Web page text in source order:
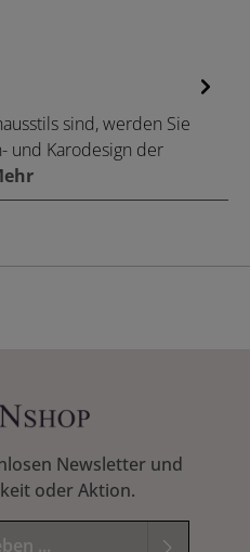
sind, werden Sie
und Karodesign der
Newsletter und
oder Aktion.